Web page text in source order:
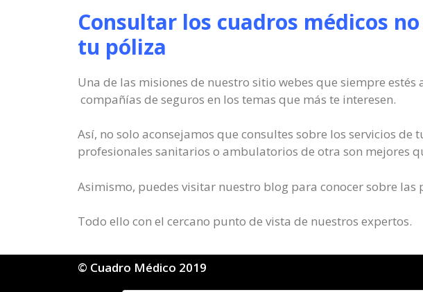
Consultar los cuadros médicos
tu póliza
Una de las misiones de nuestro sitio webes que siempre
compañías de seguros en los temas que más te interesen.
Así, no solo aconsejamos que consultes sobre los servicios
profesionales sanitarios o ambulatorios de otra son mejores
Asimismo, puedes visitar nuestro blog para conocer sobre
Todo ello con el cercano punto de vista de nuestros expertos.
© Cuadro Médico 2019